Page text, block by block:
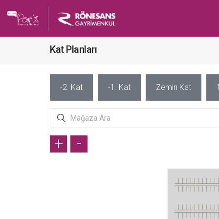
Kat Planları
-2. Kat -1. Kat Zemin Kat
+ -